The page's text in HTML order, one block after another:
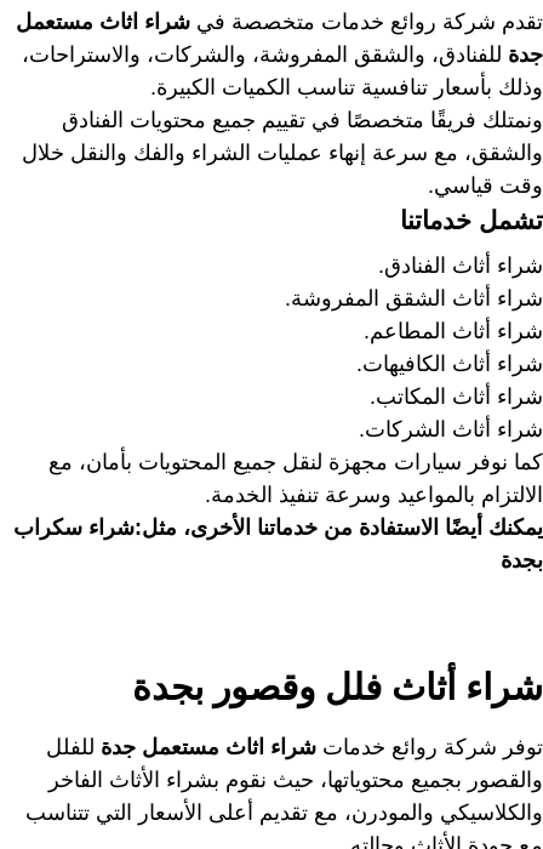
تقدم شركة روائع خدمات متخصصة في شراء اثاث مستعمل
جدة للفنادق، والشقق المفروشة، والشركات، والاستراحات،
وذلك بأسعار تنافسية تناسب الكميات الكبيرة.
ونمتلك فريقًا متخصصًا في تقييم جميع محتويات الفنادق
والشقق، مع سرعة إنهاء عمليات الشراء والفك والنقل خلال
وقت قياسي.
تشمل خدماتنا
شراء أثاث الفنادق.
شراء أثاث الشقق المفروشة.
شراء أثاث المطاعم.
شراء أثاث الكافيهات.
شراء أثاث المكاتب.
شراء أثاث الشركات.
كما نوفر سيارات مجهزة لنقل جميع المحتويات بأمان، مع
الالتزام بالمواعيد وسرعة تنفيذ الخدمة.
يمكنك أيضًا الاستفادة من خدماتنا الأخرى، مثل:شراء سكراب
بجدة
شراء أثاث فلل وقصور بجدة
توفر شركة روائع خدمات شراء اثاث مستعمل جدة للفلل
والقصور بجميع محتوياتها، حيث نقوم بشراء الأثاث الفاخر
والكلاسيكي والمودرن، مع تقديم أعلى الأسعار التي تتناسب